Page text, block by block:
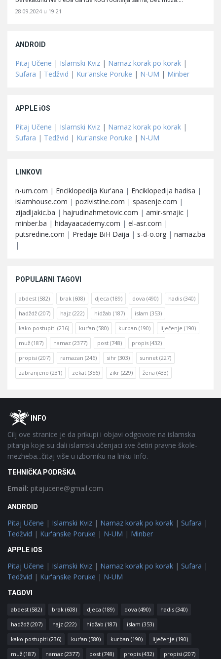
28.09.2024 u 19:21
ANDROID
Pitaj Učene | Islamski Kviz | Namaz korak po korak |
Sufara | Tedžvid | Kur'anske Poruke | N-UM | Minber
APPLE iOS
Pitaj Učene | Islamski Kviz | Namaz korak po korak |
Sufara | Tedžvid | Kur'anske Poruke | N-UM
LINKOVI
n-um.com | Enciklopedija Kur'ana | Enciklopedija hadisa |
islamhouse.com | pozivistine.com | spasenje.com |
zijadljakic.ba | hajrudinahmetovic.com | amir-smajic |
minber.ba | hidayaacademy.com | el-asr.com |
putsredine.com | Predaje BiH Daija | s-d-o.org | namaz.ba
|
POPULARNI TAGOVI
abdest (582) brak (608) djeca (189) dova (490) hadis (340)
hadždž (207) hajz (222) hidžab (187) islam (353)
kako postupiti (236) kur'an (580) kurban (190) liječenje (190)
muž (187) namaz (2377) post (748) propis (432)
propisi (207) ramazan (246) sihr (303) sunnet (227)
zabranjeno (231) zekat (356) zikr (229) žena (433)
FooterOINFO
Cilj ove stranice je da prikupi i objavi odgovore na islamska
pitanja koje su dali islamski učenjaci sve četiri pravne škole-
mezheba...čitaj više u izborniku na linku Info.
TEHNIČKA PODRŠKA
Email: pitajucene@gmail.com
ANDROID
Pitaj Učene | Islamski Kviz | Namaz korak po korak | Sufara |
Tedžvid | Kur'anske Poruke | N-UM | Minber
APPLE iOS
Pitaj Učene | Islamski Kviz | Namaz korak po korak | Sufara |
Tedžvid | Kur'anske Poruke | N-UM
TAGOVI
abdest (582) brak (608) djeca (189) dova (490) hadis (340)
hadždž (207) hajz (222) hidžab (187) islam (353)
kako postupiti (236) kur'an (580) kurban (190) liječenje (190)
muž (187) namaz (2377) post (748) propis (432) propisi (207)